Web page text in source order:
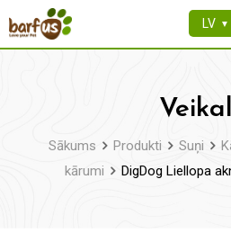
uz
LV ▼
Sākums Produkti Suņi
kārumi
DigDog Liellopa